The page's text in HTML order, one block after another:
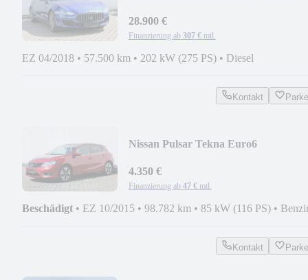
28.900 €
Finanzierung ab 307 € mtl.
EZ 04/2018 • 57.500 km • 202 kW (275 PS) • Diesel
Kontakt
Nissan Pulsar Tekna Euro6
4.350 €
Finanzierung ab 47 € mtl.
Beschädigt • EZ 10/2015 • 98.782 km • 85 kW (116 PS) •
Kontakt